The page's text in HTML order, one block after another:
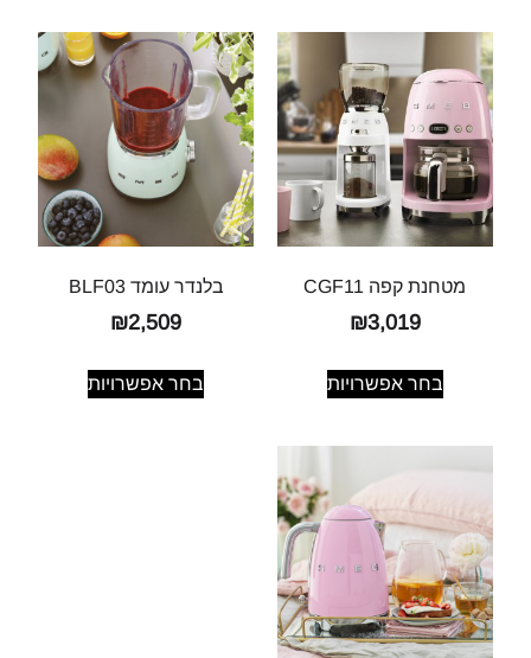
מטחנת קפה CGF11
₪3,019
בחר אפשרויות
בלנדר עומד BLF03
₪2,509
בחר אפשרויות